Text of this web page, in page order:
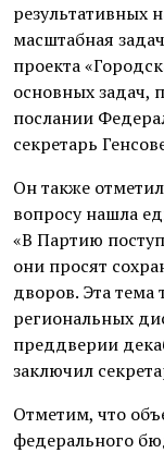
результативных
масштабная
проекта
основных задач,
послании
секретарь
Он также
вопросу нашла
«В Партию
они просят
дворов. Эта тема
региональных
преддверии
заключил
Отметим, что
федерального